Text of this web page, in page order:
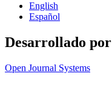
English
Español
Desarrollado por
Open Journal Systems